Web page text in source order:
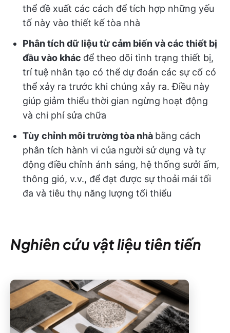
thể đề xuất các cách để tích hợp những yếu
tố này vào thiết kế tòa nhà
Phân tích dữ liệu từ cảm biến và các thiết bị
đầu vào khác để theo dõi tình trạng thiết bị,
trí tuệ nhân tạo có thể dự đoán các sự cố có
thể xảy ra trước khi chúng xảy ra. Điều này
giúp giảm thiểu thời gian ngừng hoạt động
và chi phí sửa chữa
Tùy chỉnh môi trường tòa nhà bằng cách
phân tích hành vi của người sử dụng và tự
động điều chỉnh ánh sáng, hệ thống sưởi ấm,
thông gió, v.v., để đạt được sự thoải mái tối
đa và tiêu thụ năng lượng tối thiểu
Nghiên cứu vật liệu tiên tiến